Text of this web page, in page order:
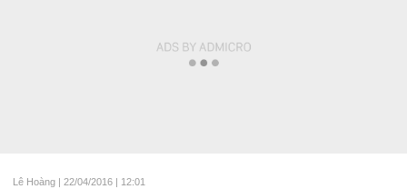
Lê Hoàng | 22/04/2016 | 12:01